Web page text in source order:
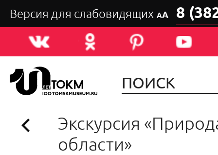
Версия для слабовидящих АА 8
Экскурсия
области»